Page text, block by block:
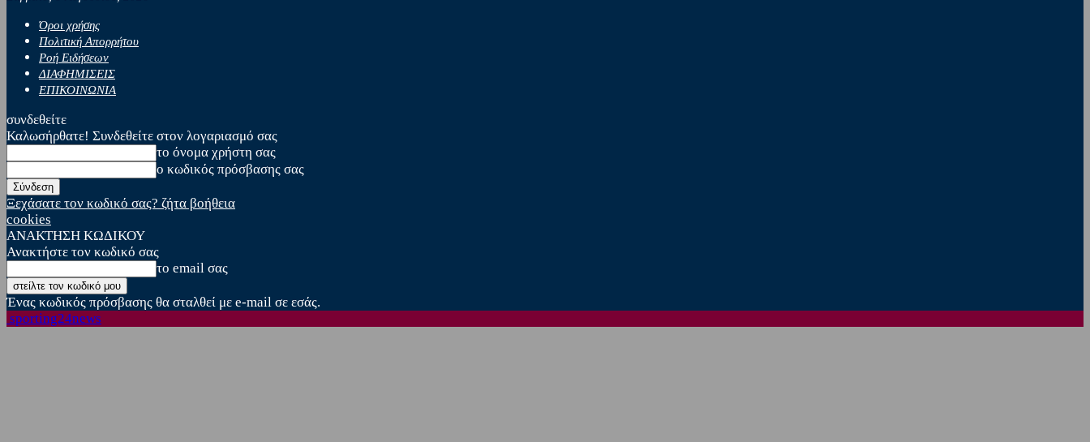
Όροι χρήσης
Πολιτική Απορρήτου
Ροή Ειδήσεων
ΔΙΑΦΗΜΙΣΕΙΣ
ΕΠΙΚΟΙΝΩΝΙΑ
συνδεθείτε
Καλωσήρθατε! Συνδεθείτε στον λογαριασμό σας
το όνομα χρήστη σας
ο κωδικός πρόσβασης σας
Ξεχάσατε τον κωδικό σας? ζήτα βοήθεια
cookies
ΑΝΑΚΤΗΣΗ ΚΩΔΙΚΟΥ
Ανακτήστε τον κωδικό σας
το email σας
Ένας κωδικός πρόσβασης θα σταλθεί με e-mail σε εσάς.
sporting24news